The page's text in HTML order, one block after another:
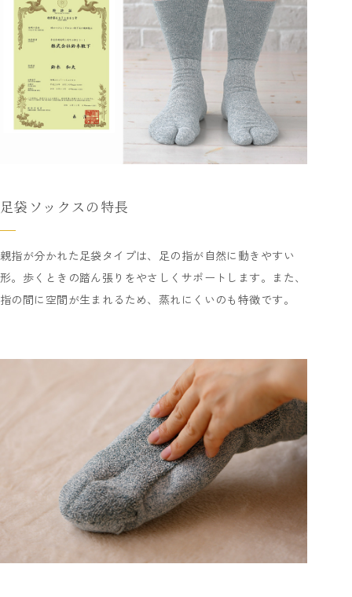
足袋ソックスの特長
親指が分かれた足袋タイプは、足の指が自然に動きやすい
形。歩くときの踏ん張りをやさしくサポートします。また、
指の間に空間が生まれるため、蒸れにくいのも特徴です。